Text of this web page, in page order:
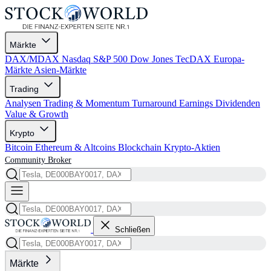
Märkte
DAX/MDAX Nasdaq S&P 500 Dow Jones TecDAX Europa-
Märkte Asien-Märkte
Trading
Analysen Trading & Momentum Turnaround Earnings Dividenden
Value & Growth
Krypto
Bitcoin Ethereum & Altcoins Blockchain Krypto-Aktien
Community Broker
Schließen
Märkte